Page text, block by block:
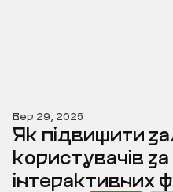
Вер 29, 2025
Як підвищити
користувачів
інтерактивних